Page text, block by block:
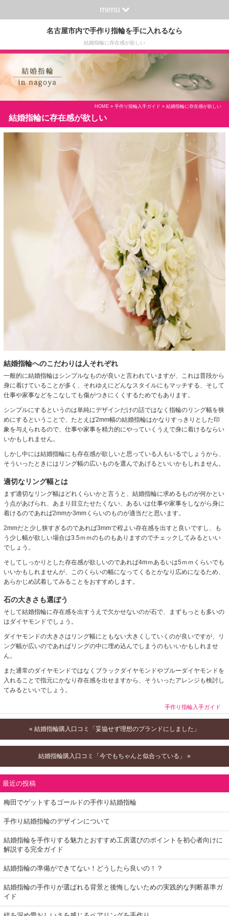
menu
名古屋市内で手作り指輪を手に入れるなら
結婚指輪に存在感が欲しい
HOME » 手作り指輪入手ガイド » 結婚指輪に存在感が欲しい
結婚指輪に存在感が欲しい
結婚指輪へのこだわりは人それぞれ
一般的に結婚指輪はシンプルなものが良いと言われていますが、これは普段から
身に着けていることが多く、それゆえにどんなスタイルにもマッチする、そして
仕事や家事などをこなしても傷がつきにくくするためでもあります。
シンプルにするというのは単純にデザインだけの話ではなく指輪のリング幅を狭
めにするということで、たとえば2mm幅の結婚指輪はかなりすっきりとした印
象を与えられるので、仕事や家事を精力的にやっていくうえで身に着けるならい
いかもしれません。
しかし中には結婚指輪にも存在感が欲しいと思っている人もいるでしょうから、
そういったときにはリング幅の広いものを選んであげるといいかもしれません。
適切なリング幅とは
まず適切なリング幅はどれくらいかと言うと、結婚指輪に求めるものが何かとい
う点があげられ、あまり目立たせたくない、あるいは仕事や家事をしながら身に
着けるのであれば2mmか3mmくらいのものが適当だと思います。
2mmだと少し狭すぎるのであれば3mmで程よい存在感を出すと良いですし、も
う少し幅が欲しい場合は3.5ｍｍのものもありますのでチェックしてみるといい
でしょう。
そしてしっかりとした存在感が欲しいのであれば4mｍあるいは5ｍｍくらいでも
いいかもしれませんが、このくらいの幅になってくるとかなり広めになるため、
あらかじめ試着してみることをおすすめします。
石の大きさも選ぼう
そして結婚指輪に存在感を出すうえで欠かせないのが石で、まずもっとも多いの
はダイヤモンドでしょう。
ダイヤモンドの大きさはリング幅にともない大きくしていくのが良いですが、リ
ング幅が広いのであればリングの中に埋め込んでしまうのもいいかもしれませ
ん。
また通常のダイヤモンドではなくブラックダイヤモンドやブルーダイヤモンドを
入れることで指元にかなり存在感を出せますから、そういったアレンジも検討し
てみるといいでしょう。
手作り指輪入手ガイド
« 結婚指輪購入口コミ「妥協せず理想のブランドにしました」
結婚指輪購入口コミ「今でもちゃんと似合っている」 »
最近の投稿
梅田でゲットするゴールドの手作り結婚指輪
手作り結婚指輪のデザインについて
結婚指輪を手作りする魅力とおすすめ工房選びのポイントを初心者向けに
解説する完全ガイド
結婚指輪の準備ができてない！どうしたら良いの！？
結婚指輪の手作りが選ばれる背景と後悔しないための実践的な判断基準ガ
イド